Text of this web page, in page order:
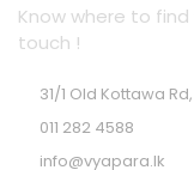
Know where to
touch !
31/1 Old Kottawa
011 282 4588
info@vyapara.lk